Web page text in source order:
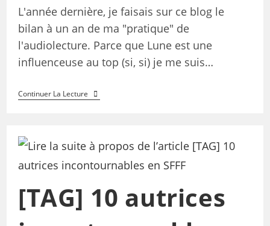
L'année dernière, je faisais sur ce blog le
bilan à un an de ma "pratique" de
l'audiolecture. Parce que Lune est une
influenceuse au top (si, si) je me suis…
Continuer La Lecture
[TAG] 10 autrices